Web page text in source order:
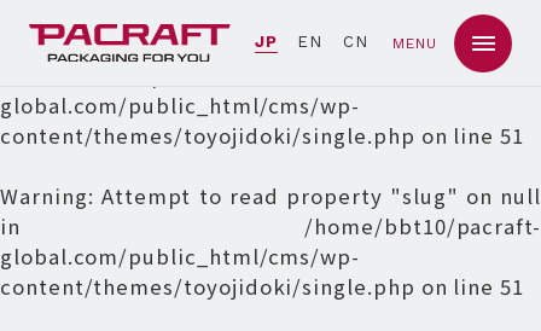
JP EN CN MENU
Warning: Undefined array key 0 in
global.com/public_html/cms/wp-
content/themes/toyojidoki/single.php on line51
Warning: Attempt to read property "slug" on null
in /home/bbt10/pacraft-
global.com/public_html/cms/wp-
content/themes/toyojidoki/single.php on line51